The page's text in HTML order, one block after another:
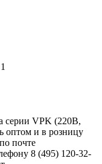
серии VPK (220В,
оптом и в розницу
почте
8 (495) 120-32-